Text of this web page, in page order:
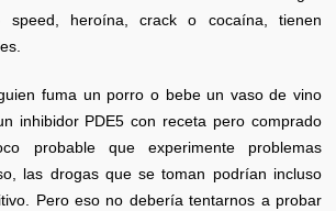
speed, heroína, crack o cocaína, tienen
fuma un porro o bebe un vaso de vino
inhibidor PDE5 con receta pero comprado
probable que experimente problemas
las drogas que se toman podrían incluso
Pero eso no debería tentarnos a probar